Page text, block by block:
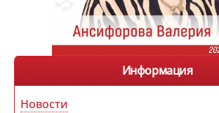
Информация
Новости